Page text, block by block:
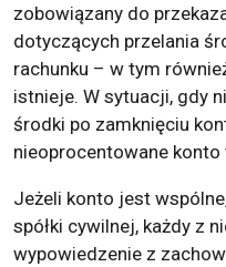
zobowiązany do
dotyczących przelania
rachunku – w tym
istnieje. W sytuacji, gdy
środki po zamknięciu
nieoprocentowane konto
Jeżeli konto jest
spółki cywilnej, każdy z
wypowiedzenie z